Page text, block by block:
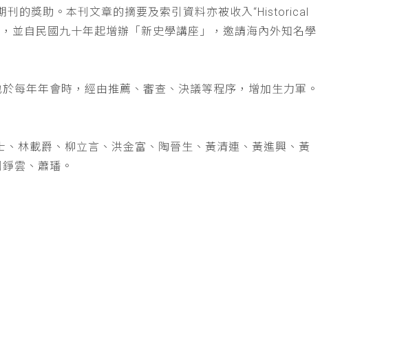
的獎助。本刊文章的摘要及索引資料亦被收入“Historical
並自民國九十年起增辦「新史學講座」，邀請海內外知名學
每年年會時，經由推薦、審查、決議等程序，增加生力軍。
林載爵、柳立言、洪金富、陶晉生、黃清連、黃進興、黃
雲、蕭璠。